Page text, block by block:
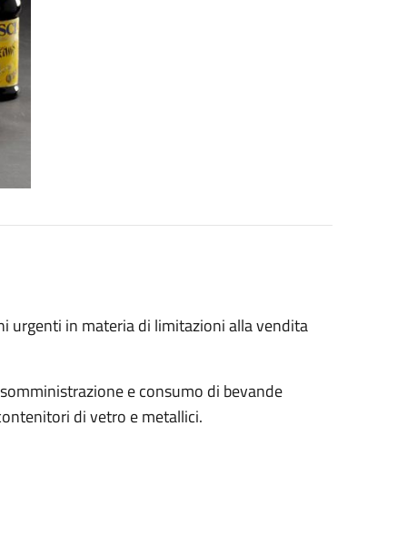
urgenti in materia di limitazioni alla vendita
e consumo di bevande
di vetro e metallici.